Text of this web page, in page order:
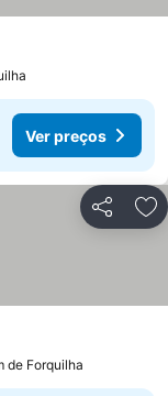
Ver preços
Partilhar
de Forquilha